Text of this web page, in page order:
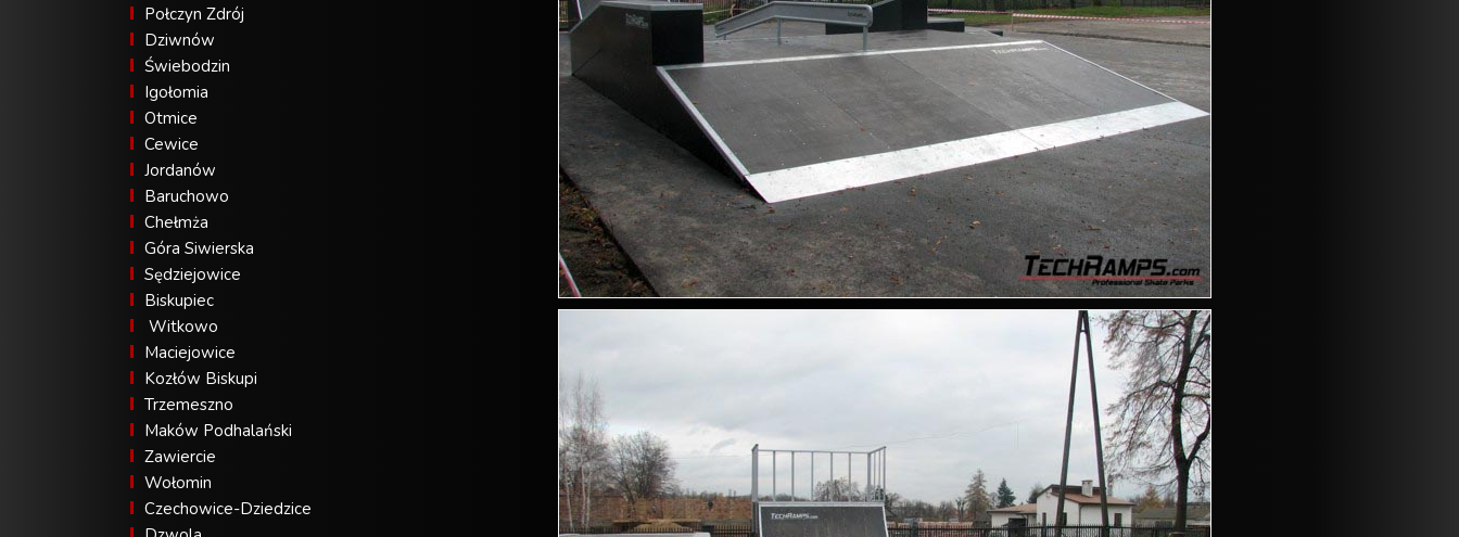
Połczyn Zdrój
Dziwnów
Świebodzin
Igołomia
Otmice
Cewice
Jordanów
Baruchowo
Chełmża
Góra Siwierska
Sędziejowice
Biskupiec
Witkowo
Maciejowice
Kozłów Biskupi
Trzemeszno
Maków Podhalański
Zawiercie
Wołomin
Czechowice-Dziedzice